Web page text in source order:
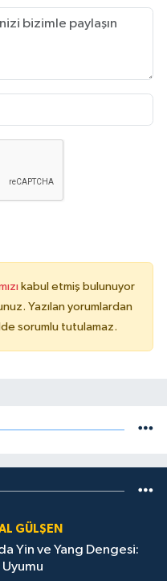
kabul etmiş bulunuyor
Yazılan yorumlardan
sorumlu tutulamaz.
GÜLŞEN
Yin ve Yang Dengesi: